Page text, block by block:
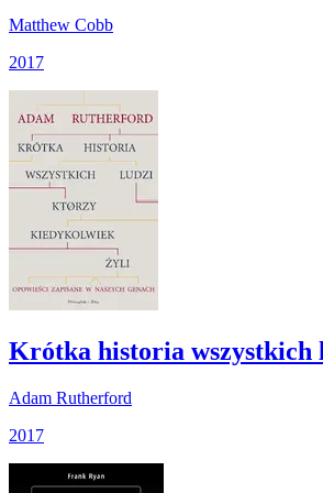
Matthew Cobb
2017
Krótka historia
Adam Rutherford
2017